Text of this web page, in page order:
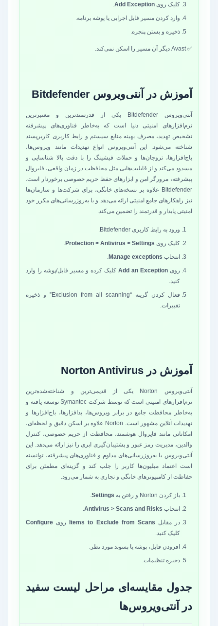
کلیک رویAdd Exception
.
وارد کردن مسیر فایل اجرایی یا پوشه برنامه.
ذخیره و بستن پنجره.
آموزش در آنتی‌ویروس Bitdefender
آنتی‌ویروس Bitdefender یکی از قدرتمندترین و معتبرترین
نرم‌افزارهای امنیتی دنیا است که به‌خاطر فناوری‌های پیشرفته
تشخیص تهدید، مصرف بهینه منابع سیستم و رابط کاربری کاربرپسند
شناخته می‌شود. این آنتی‌ویروس انواع تهدیدات مانند ویروس‌ها،
باج‌افزارها، تروجان‌ها و حملات فیشینگ را با دقت بالا شناسایی و
مسدود می‌کند و از قابلیت‌هایی مثل محافظت در زمان واقعی، فایروال
پیشرفته، مرورگر امن و ابزارهای حفظ حریم خصوصی برخوردار است.
Bitdefender علاوه بر نسخه‌های خانگی، برای شرکت‌ها و سازمان‌ها
نیز راهکارهای جامع امنیتی ارائه می‌دهد و با به‌روزرسانی‌های مکرر خود
امنیتی پایدار و قدرتمند را تضمین می‌کند.
ورود به رابط کاربری Bitdefender.
کلیک رویProtection > Antivirus > Settings
.
انتخابManage exceptions
.
رویAdd an Exceptionکلیک کرده و مسیر فایل/پوشه را وارد
کنید.
فعال کردن گزینه “Exclusion from all scanning” و ذخیره
تغییرات.
آموزش در Norton Antivirus
آنتی‌ویروس Norton یکی از قدیمی‌ترین و شناخته‌شده‌ترین
نرم‌افزارهای امنیتی است که توسط شرکت Symantec توسعه یافته و
به‌خاطر محافظت جامع در برابر ویروس‌ها، بدافزارها، باج‌افزارها و
تهدیدات آنلاین مشهور است. Norton علاوه بر اسکن دقیق و لحظه‌ای،
امکاناتی مانند فایروال هوشمند، محافظت از حریم خصوصی، کنترل
والدین، مدیریت رمز عبور و پشتیبان‌گیری ابری را نیز ارائه می‌دهد. این
آنتی‌ویروس با به‌روزرسانی‌های مداوم و فناوری‌های پیشرفته، توانسته
است اعتماد میلیون‌ها کاربر را جلب کند و گزینه‌ای مطمئن برای
حفاظت از کامپیوترهای خانگی و تجاری به شمار می‌رود.
باز کردن Norton و رفتن به Settings
.
انتخابAntivirus > Scans and Risks
.
در مقابلItems to Exclude from ScansرویConfigure
کلیک کنید.
افزودن فایل، پوشه یا پسوند مورد نظر.
ذخیره تنظیمات.
جدول مقایسه‌ای مراحل لیست سفید
در آنتی‌ویروس‌ها